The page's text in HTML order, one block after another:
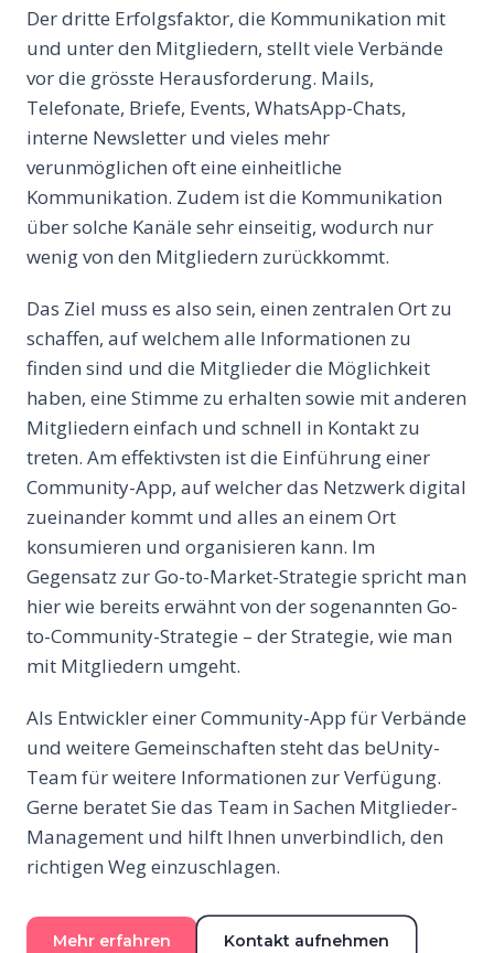
Der dritte Erfolgsfaktor, die Kommunikation mit
und unter den Mitgliedern, stellt viele Verbände
vor die grösste Herausforderung. Mails,
Telefonate, Briefe, Events, WhatsApp-Chats,
interne Newsletter und vieles mehr
verunmöglichen oft eine einheitliche
Kommunikation. Zudem ist die Kommunikation
über solche Kanäle sehr einseitig, wodurch nur
wenig von den Mitgliedern zurückkommt.
Das Ziel muss es also sein, einen zentralen Ort zu
schaffen, auf welchem alle Informationen zu
finden sind und die Mitglieder die Möglichkeit
haben, eine Stimme zu erhalten sowie mit anderen
Mitgliedern einfach und schnell in Kontakt zu
treten. Am effektivsten ist die Einführung einer
Community-App, auf welcher das Netzwerk digital
zueinander kommt und alles an einem Ort
konsumieren und organisieren kann. Im
Gegensatz zur Go-to-Market-Strategie spricht man
hier wie bereits erwähnt von der sogenannten Go-
to-Community-Strategie – der Strategie, wie man
mit Mitgliedern umgeht.
Als Entwickler einer Community-App für Verbände
und weitere Gemeinschaften steht das beUnity-
Team für weitere Informationen zur Verfügung.
Gerne beratet Sie das Team in Sachen Mitglieder-
Management und hilft Ihnen unverbindlich, den
richtigen Weg einzuschlagen.
Mehr erfahren Kontakt aufnehmen